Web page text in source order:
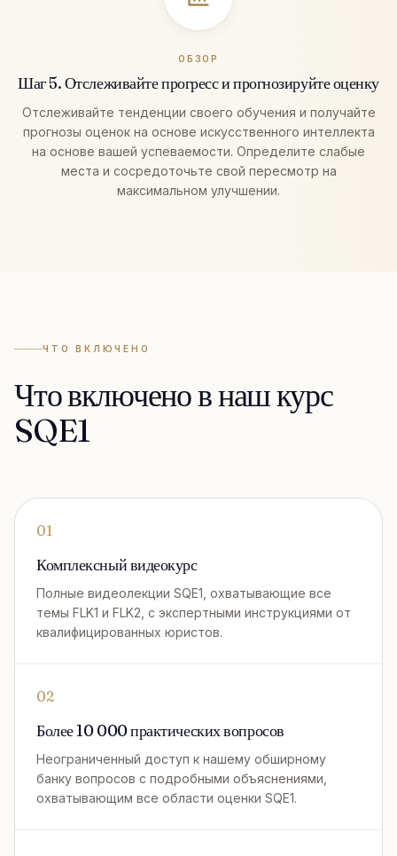
ОБЗОР
Шаг 5. Отслеживайте прогресс и прогнозируйте оценку
Отслеживайте тенденции своего обучения и получайте
прогнозы оценок на основе искусственного интеллекта
на основе вашей успеваемости. Определите слабые
места и сосредоточьте свой пересмотр на
максимальном улучшении.
ЧТО ВКЛЮЧЕНО
Что включено в наш курс
SQE1
01
Комплексный видеокурс
Полные видеолекции SQE1, охватывающие все
темы FLK1 и FLK2, с экспертными инструкциями от
квалифицированных юристов.
02
Более 10 000 практических вопросов
Неограниченный доступ к нашему обширному
банку вопросов с подробными объяснениями,
охватывающим все области оценки SQE1.